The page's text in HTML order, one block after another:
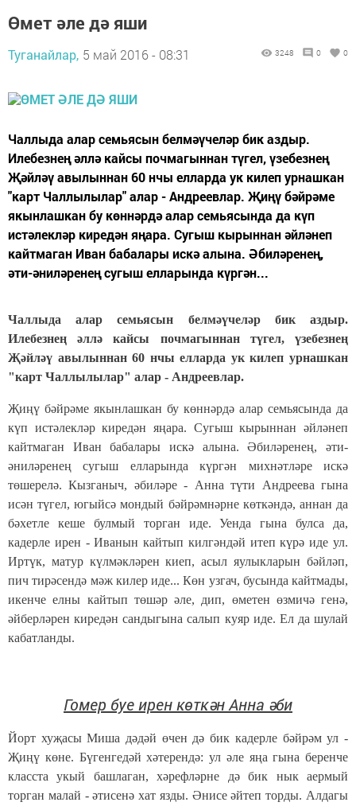
Өмет әле дә яши
Туганайлар, 5 май 2016 - 08:31 3248 0 0
Чаллыда алар семьясын белмәүчеләр бик аздыр.
Илебезнең әллә кайсы почмагыннан түгел, үзебезнең
Җәйләү авылыннан 60 нчы елларда ук килеп урнашкан
"карт Чаллылылар" алар - Андреевлар. Җиңү бәйрәме
якынлашкан бу көннәрдә алар семьясында да күп
истәлекләр киредән яңара. Сугыш кырыннан әйләнеп
кайтмаган Иван бабалары искә алына. Әбиләренең,
әти-әниләренең сугыш елларында күргән...
Чаллыда алар семьясын белмәүчеләр бик аздыр.
Илебезнең әллә кайсы почмагыннан түгел, үзебезнең
Җәйләү авылыннан 60 нчы елларда ук килеп урнашкан
"карт Чаллылылар" алар - Андреевлар.
Җиңү бәйрәме якынлашкан бу көннәрдә алар семьясында да
күп истәлекләр киредән яңара. Сугыш кырыннан әйләнеп
кайтмаган Иван бабалары искә алына. Әбиләренең, әти-
әниләренең сугыш елларында күргән михнәтләре искә
төшерелә. Кызганыч, әбиләре - Анна түти Андреева гына
исән түгел, югыйсә мондый бәйрәмнәрне көткәндә, аннан да
бәхетле кеше булмый торган иде. Уенда гына булса да,
кадерле ирен - Иванын кайтып килгәндәй итеп күрә иде ул.
Иртүк, матур күлмәкләрен киеп, асыл яулыкларын бәйләп,
пич тирәсендә мәж килер иде... Көн узгач, бусында кайтмады,
икенче елны кайтып төшәр әле, дип, өметен өзмичә генә,
әйберләрен киредән сандыгына салып куяр иде. Ел да шулай
кабатланды.
Гомер буе ирен көткән Анна әби
Йорт хуҗасы Миша дәдәй өчен дә бик кадерле бәйрәм ул -
Җиңү көне. Бүгенгедәй хәтерендә: ул әле яңа гына беренче
класста укый башлаган, хәрефләрне дә бик нык аермый
торган малай - әтисенә хат язды. Әнисе әйтеп торды. Алдагы